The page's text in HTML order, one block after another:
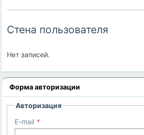
Стена пользователя
Нет записей.
Форма авторизации
Авторизация
E-mail